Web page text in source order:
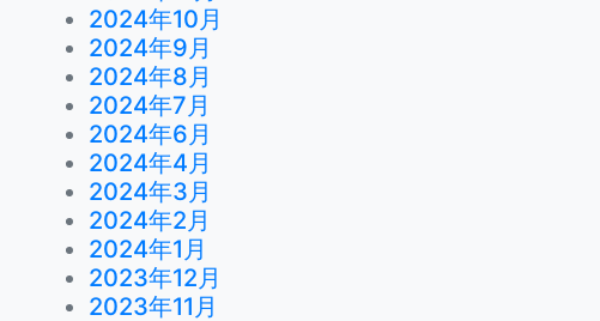
2024年10月
2024年9月
2024年8月
2024年7月
2024年6月
2024年4月
2024年3月
2024年2月
2024年1月
2023年12月
2023年11月